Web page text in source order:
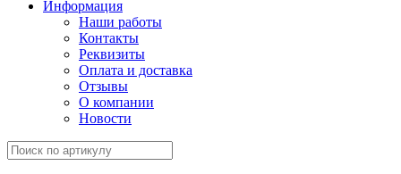
Информация
Наши работы
Контакты
Реквизиты
Оплата и доставка
Отзывы
О компании
Новости